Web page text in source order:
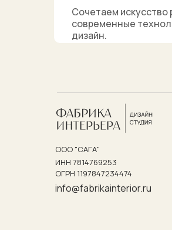
Сочетаем искусство
современные
дизайн.
ООО "САГА"
ИНН 7814769253
info@fabrikainterior.ru
ОГРН 1197847234474